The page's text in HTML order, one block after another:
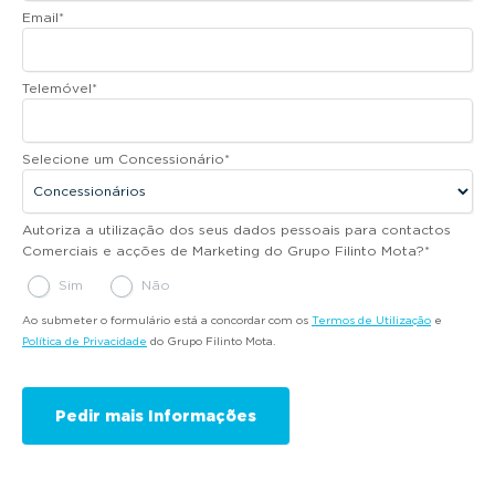
Email*
Telemóvel*
Selecione um Concessionário*
Autoriza a utilização dos seus dados pessoais para contactos
Comerciais e acções de Marketing do Grupo Filinto Mota?*
Sim Não
Ao submeter o formulário está a concordar com os Termos de Utilização e
Política de Privacidade do Grupo Filinto Mota.